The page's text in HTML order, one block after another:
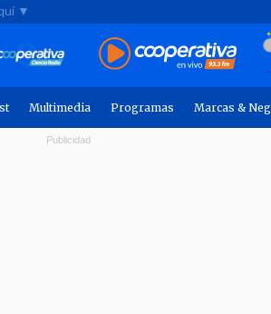
▼
Multimedia Programas Marcas &